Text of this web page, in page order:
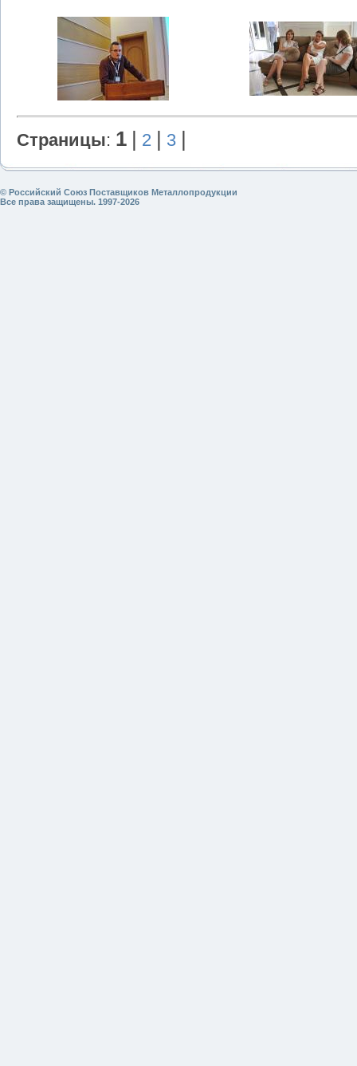
Страницы: 1 2 3
© Российский Союз Поставщиков Металлопродукции
Все права защищены. 1997-2026